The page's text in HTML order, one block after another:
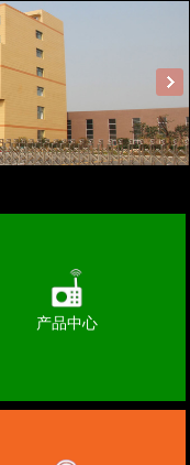
产品中心